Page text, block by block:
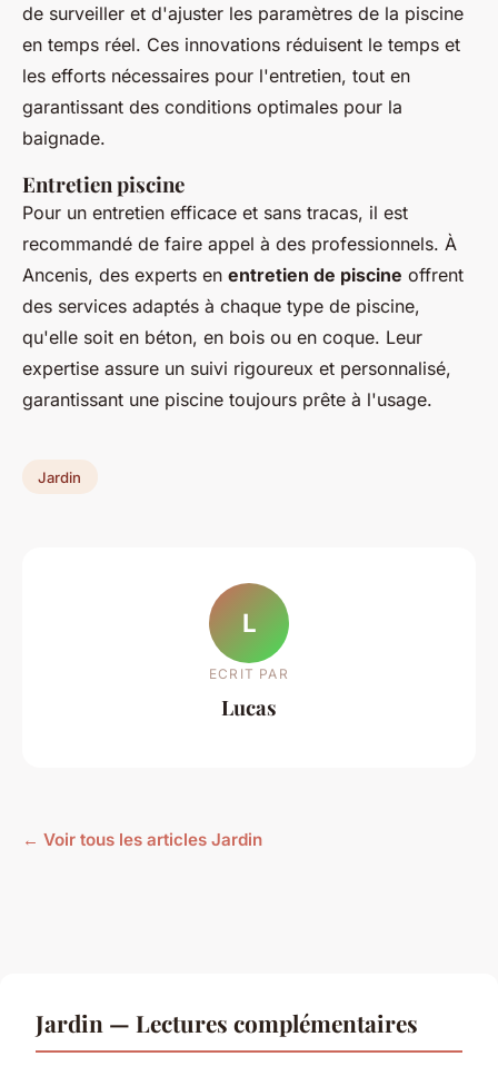
de surveiller et d'ajuster les paramètres de la piscine
en temps réel. Ces innovations réduisent le temps et
les efforts nécessaires pour l'entretien, tout en
garantissant des conditions optimales pour la
baignade.
Entretien piscine
Pour un entretien efficace et sans tracas, il est
recommandé de faire appel à des professionnels. À
Ancenis, des experts en entretien de piscine offrent
des services adaptés à chaque type de piscine,
qu'elle soit en béton, en bois ou en coque. Leur
expertise assure un suivi rigoureux et personnalisé,
garantissant une piscine toujours prête à l'usage.
Jardin
L
ECRIT PAR
Lucas
← Voir tous les articles Jardin
Jardin — Lectures complémentaires